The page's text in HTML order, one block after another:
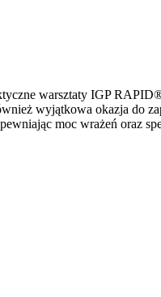
warsztaty IGP
wyjątkowa okazja do
moc wrażeń oraz